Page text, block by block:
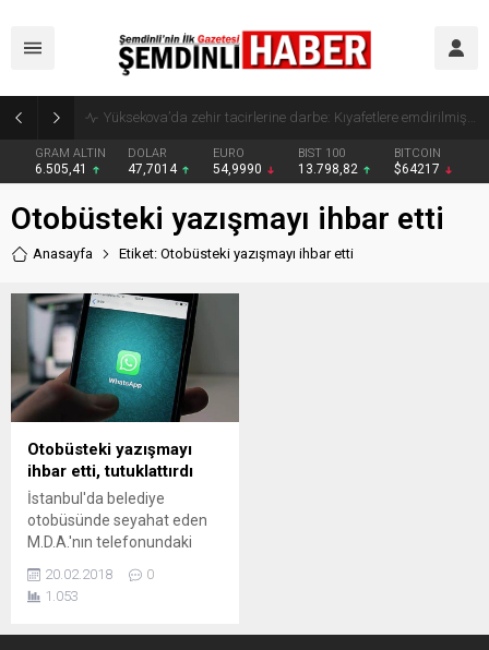
Yüksekova’da zehir tacirlerine darbe: Kıyafetlere emdirilmiş 13 kilo metamfetamin ele geçirildi
GRAM ALTIN
6.505,41
DOLAR
47,7014
EURO
54,9990
BIST 100
13.798,82
BITCOIN
$64217
Otobüsteki yazışmayı ihbar etti
Anasayfa Etiket: Otobüsteki yazışmayı ihbar etti
Otobüsteki yazışmayı
ihbar etti, tutuklattırdı
İstanbul'da belediye
otobüsünde seyahat eden
M.D.A.'nın telefonundaki
eden bir kişi, polisi arayarak
ihbarda bulundu. Otobüs
20.02.2018
0
1.053